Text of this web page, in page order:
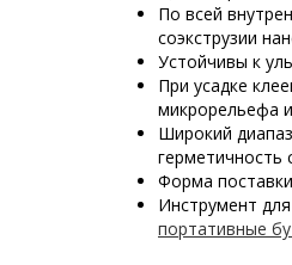
По всей
соэкструзии
Устойчивы к
При усадке
микрорельефа
Широкий
герметичность
Форма
Инструмент
портативные